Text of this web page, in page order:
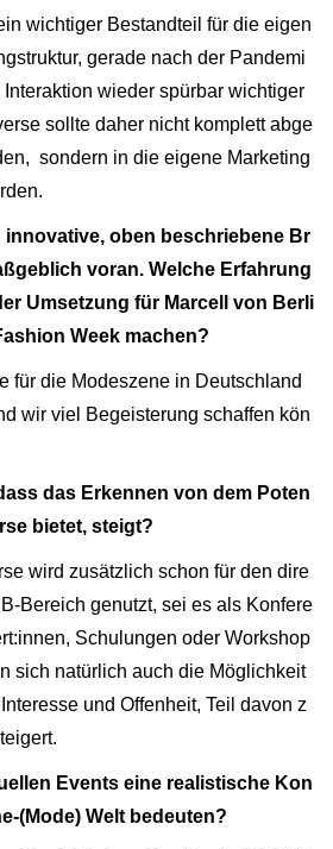
wichtiger Bestandteil für die eigen
gerade nach der Pandemi
wieder spürbar wichtiger
sollte daher nicht komplett abge
sondern in die eigene Marketing
innovative, oben beschriebene Br
voran. Welche Erfahrung
Umsetzung für Marcell von Berli
Week machen?
für die Modeszene in Deutschland
wir viel Begeisterung schaffen kön
das Erkennen von dem Poten
bietet, steigt?
wird zusätzlich schon für den dire
Bereich genutzt, sei es als Konfere
Schulungen oder Workshop
sich natürlich auch die Möglichkeit
und Offenheit, Teil davon z
Events eine realistische Kon
(Mode) Welt bedeuten?